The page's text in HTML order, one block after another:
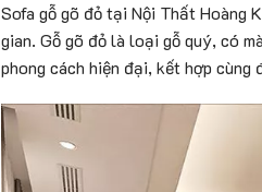
Sofa gỗ gõ đỏ tại Nội Thất Hoàng
gian. Gỗ gõ đỏ là loại gỗ quý, có
phong cách hiện đại, kết hợp cùng